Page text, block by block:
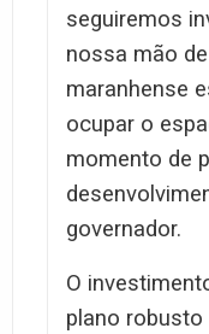
seguiremos
nossa mão
maranhense
ocupar o
momento de
governador.
O
plano robusto